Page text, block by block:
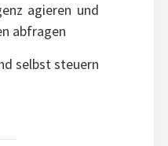
agieren und
abfragen
selbst steuern